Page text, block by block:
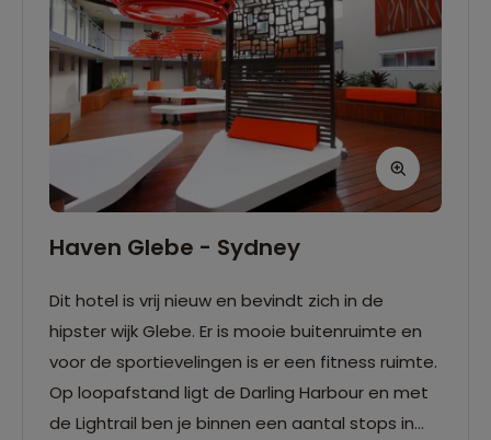
Na een dag vol indrukken bij Uluru biedt het
zwembad een heerlijke plek om af te koelen
onder de uitgestrekte sterrenhemel van de
woestijn.
Haven Glebe - Sydney
Dit hotel is vrij nieuw en bevindt zich in de
hipster wijk Glebe. Er is mooie buitenruimte en
voor de sportievelingen is er een fitness ruimte.
Op loopafstand ligt de Darling Harbour en met
de Lightrail ben je binnen een aantal stops in